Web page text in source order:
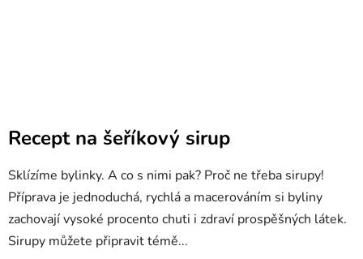
Recept na šeříkový sirup
Sklízíme bylinky. A co s nimi pak? Proč ne třeba sirupy!
Příprava je jednoduchá, rychlá a macerováním si byliny
zachovají vysoké procento chuti i zdraví prospěšných látek.
Sirupy můžete připravit témě...